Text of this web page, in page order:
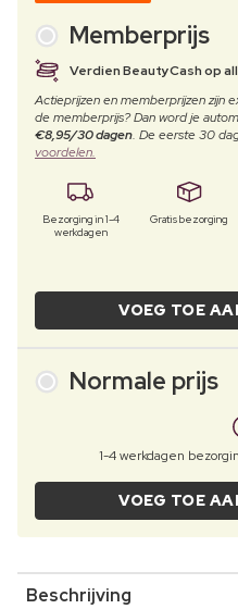
Memberprijs
Verdien BeautyCash op
Actieprijzen en memberprijzen zijn
de memberprijs? Dan word je
€8,95/30 dagen. De eerste 30
voordelen.
Bezorging in 1-4
werkdagen
Gratis bezorging
VOEG TOE
Normale prijs
1-4 werkdagen
VOEG TOE
Beschrijving